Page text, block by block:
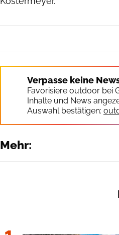
Verpasse keine
Favorisiere outdoor bei
Inhalte und News
Auswahl bestätigen:
Mehr: